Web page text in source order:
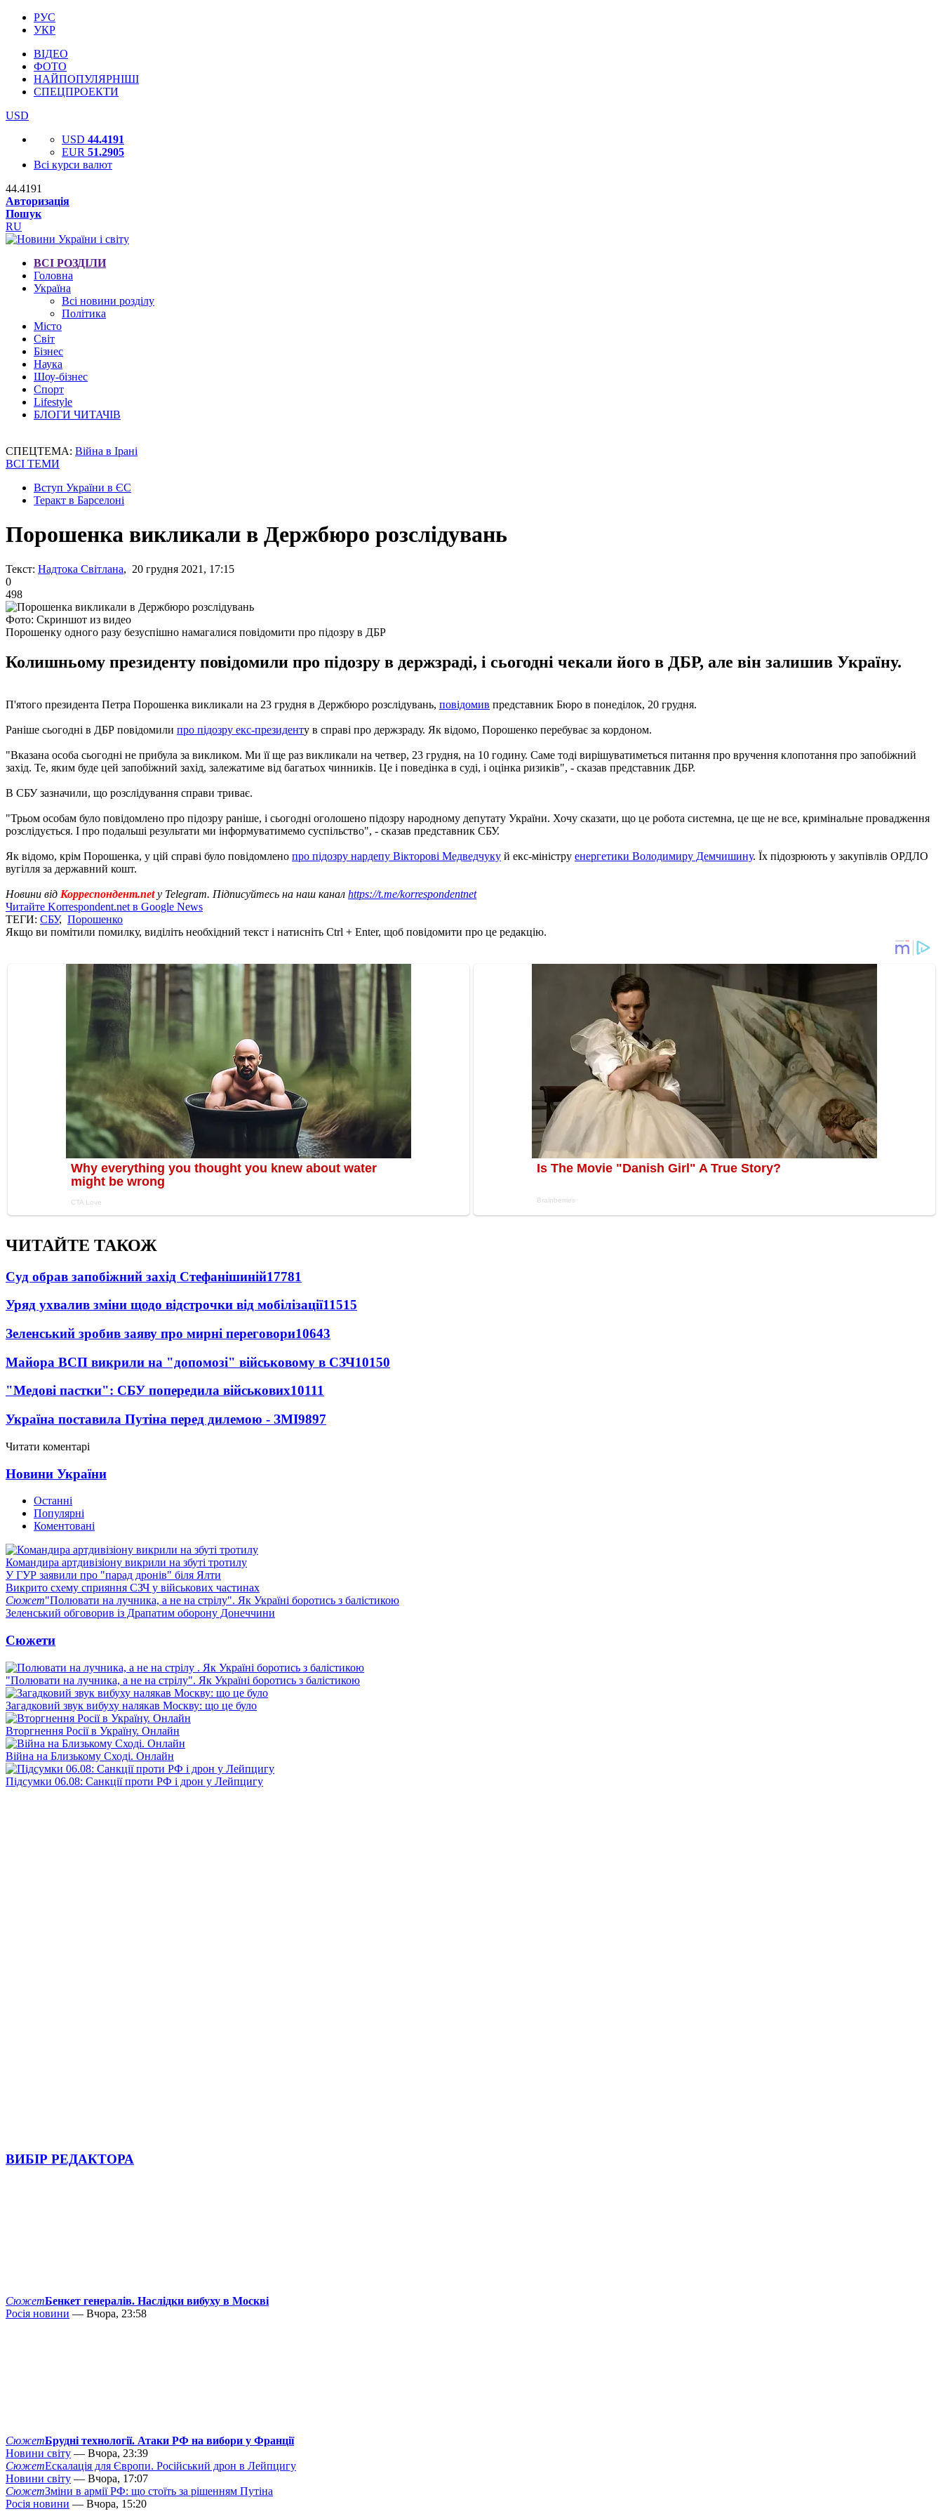
РУС
УКР
ВІДЕО
ФОТО
НАЙПОПУЛЯРНІШІ
СПЕЦПРОЕКТИ
USD
USD 44.4191
EUR 51.2905
Всі курси валют
44.4191
Авторизація
Пошук
RU
ВСІ РОЗДІЛИ
Головна
Україна
Всі новини розділу
Політика
Місто
Світ
Бізнес
Наука
Шоу-бізнес
Спорт
Lifestyle
БЛОГИ ЧИТАЧІВ
СПЕЦТЕМА: Війна в Ірані
ВСІ ТЕМИ
Вступ України в ЄС
Теракт в Барселоні
Порошенка викликали в Держбюро розслідувань
Текст: Надтока Світлана, 20 грудня 2021, 17:15
0
498
Фото: Скриншот из видео
Порошенку одного разу безуспішно намагалися повідомити про підозру в ДБР
Колишньому президенту повідомили про підозру в держзраді, і сьогодні чекали його в ДБР, але він залишив Україну.
П'ятого президента Петра Порошенка викликали на 23 грудня в Держбюро розслідувань, повідомив представник Бюро в понеділок, 20 грудня.
Раніше сьогодні в ДБР повідомили про підозру екс-президенту в справі про держзраду. Як відомо, Порошенко перебуває за кордоном.
"Вказана особа сьогодні не прибула за викликом. Ми її ще раз викликали на четвер, 23 грудня, на 10 годину. Саме тоді вирішуватиметься питання про вручення клопотання про запобіжний
захід. Те, яким буде цей запобіжний захід, залежатиме від багатьох чинників. Це і поведінка в суді, і оцінка ризиків", - сказав представник ДБР.
В СБУ зазначили, що розслідування справи триває.
"Трьом особам було повідомлено про підозру раніше, і сьогодні оголошено підозру народному депутату України. Хочу сказати, що це робота системна, це ще не все, кримінальне провадження
розслідується. І про подальші результати ми інформуватимемо суспільство", - сказав представник СБУ.
Як відомо, крім Порошенка, у цій справі було повідомлено про підозру нардепу Вікторові Медведчуку й екс-міністру енергетики Володимиру Демчишину. Їх підозрюють у закупівлів ОРДЛО
вугілля за державний кошт.
Новини від Корреспондент.netу Telegram. Підписуйтесь на наш канал https://t.me/korrespondentnet
Читайте Korrespondent.net в Google News
ТЕГИ: СБУ, Порошенко
Якщо ви помітили помилку, виділіть необхідний текст і натисніть Ctrl + Enter, щоб повідомити про це редакцію.
ЧИТАЙТЕ ТАКОЖ
Суд обрав запобіжний захід Стефанішиній17781
Уряд ухвалив зміни щодо відстрочки від мобілізації11515
Зеленський зробив заяву про мирні переговори10643
Майора ВСП викрили на "допомозі" військовому в СЗЧ10150
"Медові пастки": СБУ попередила військових10111
Україна поставила Путіна перед дилемою - ЗМІ9897
Читати коментарі
Новини України
Останні
Популярні
Коментовані
Командира артдивізіону викрили на збуті тротилу
У ГУР заявили про "парад дронів" біля Ялти
Викрито схему сприяння СЗЧ у військових частинах
Сюжет"Полювати на лучника, а не на стрілу". Як Україні боротись з балістикою
Зеленський обговорив із Драпатим оборону Донеччини
Сюжети
"Полювати на лучника, а не на стрілу". Як Україні боротись з балістикою
Загадковий звук вибуху налякав Москву: що це було
Вторгнення Росії в Україну. Онлайн
Війна на Близькому Сході. Онлайн
Підсумки 06.08: Санкції проти РФ і дрон у Лейпцигу
ВИБІР РЕДАКТОРА
СюжетБенкет генералів. Наслідки вибуху в Москві
Росія новини — Вчора, 23:58
СюжетБрудні технології. Атаки РФ на вибори у Франції
Новини світу — Вчора, 23:39
СюжетЕскалація для Європи. Російський дрон в Лейпцигу
Новини світу — Вчора, 17:07
СюжетЗміни в армії РФ: що стоїть за рішенням Путіна
Росія новини — Вчора, 15:20